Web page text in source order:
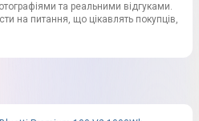
та реальними відгуками.
на питання, що цікавлять покупців,